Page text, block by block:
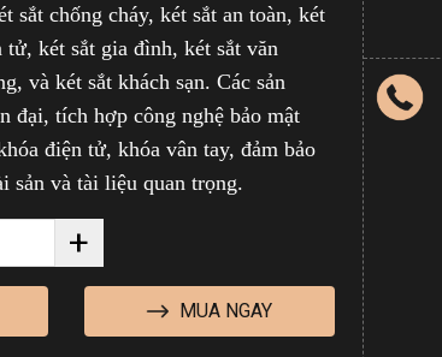
sắt chống cháy, két sắt an toàn, két
tử, két sắt gia đình, két sắt văn
và két sắt khách sạn. Các sản
đại, tích hợp công nghệ bảo mật
điện tử, khóa vân tay, đảm bảo
sản và tài liệu quan trọng.
+
MUA NGAY